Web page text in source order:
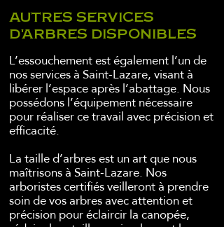
AUTRES SERVICES
D'ARBRES DISPONIBLES
L’essouchement est également l’un de
nos services à Saint-Lazare, visant à
libérer l’espace après l’abattage. Nous
possédons l’équipement nécessaire
pour réaliser ce travail avec précision et
efficacité.
La taille d’arbres est un art que nous
maîtrisons à Saint-Lazare. Nos
arboristes certifiés veilleront à prendre
soin de vos arbres avec attention et
précision pour éclaircir la canopée,